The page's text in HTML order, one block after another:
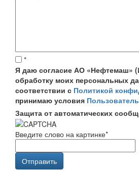
*
Я даю согласие АО «Нефтемаш»
обработку моих персональных
соответствии с Политикой
принимаю условия
Защита от автоматических
Введите слово на картинке*